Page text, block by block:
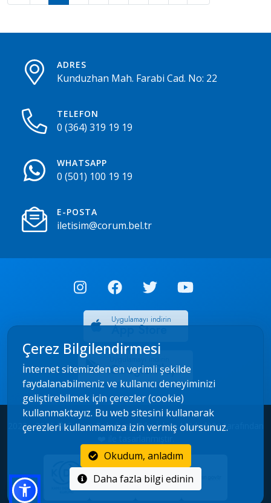
ADRES
Kunduzhan Mah. Farabi Cad. No: 22
TELEFON
0 (364) 319 19 19
WHATSAPP
0 (501) 100 19 19
E-POSTA
iletisim@corum.bel.tr
Uygulamayı indirin
App Store
Google Play
2022 - 2026 © Çorum Belediyesi Bilgi İşlem Müdürlüğü tarafından
Çerez Bilgilendirmesi
İnternet sitemizden en verimli şekilde
faydalanabilmeniz ve kullanıcı deneyiminizi
geliştirebilmek için çerezler (cookie)
kullanmaktayız. Bu web sitesini kullanarak
çerezleri kullanmamıza izin vermiş olursunuz.
Okudum, anladım
Daha fazla bilgi edinin